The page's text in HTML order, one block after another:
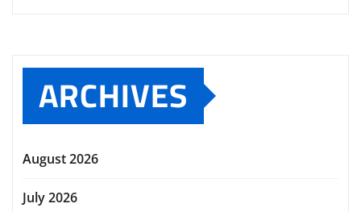
ARCHIVES
August 2026
July 2026